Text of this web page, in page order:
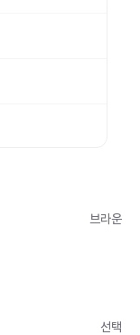
브라운
선택